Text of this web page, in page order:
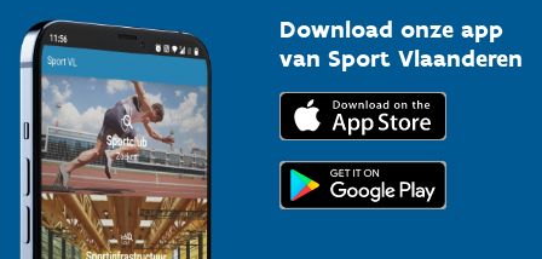
Download onze app
van Sport Vlaanderen